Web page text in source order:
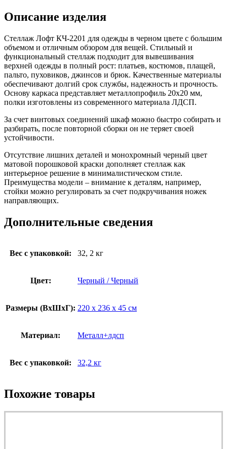
Описание изделия
Стеллаж Лофт КЧ-2201 для одежды в черном цвете с большим
объемом и отличным обзором для вещей. Стильный и
функциональный стеллаж подходит для вывешивания
верхней одежды в полный рост: платьев, костюмов, плащей,
пальто, пуховиков, джинсов и брюк. Качественные материалы
обеспечивают долгий срок службы, надежность и прочность.
Основу каркаса представляет металлопрофиль 20х20 мм,
полки изготовлены из современного материала ЛДСП.
За счет винтовых соединений шкаф можно быстро собирать и
разбирать, после повторной сборки он не теряет своей
устойчивости.
Отсутствие лишних деталей и монохромный черный цвет
матовой порошковой краски дополняет стеллаж как
интерьерное решение в минималистическом стиле.
Преимущества модели – внимание к деталям, например,
стойки можно регулировать за счет подкручивания ножек
направляющих.
Дополнительные сведения
Вес с упаковкой: 32, 2 кг
Цвет: Черный / Черный
Размеры (ВxШxГ): 220 x 236 x 45 см
Материал: Металл+лдсп
Вес с упаковкой: 32,2 кг
Похожие товары